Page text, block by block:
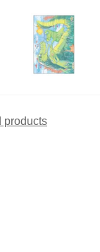
products